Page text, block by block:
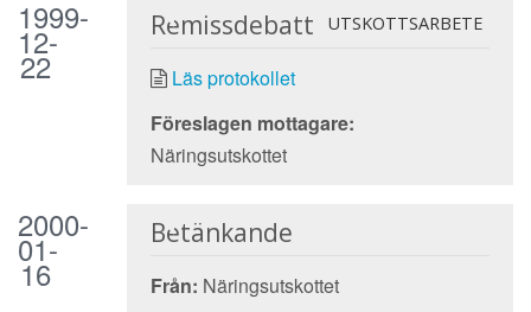
1999-
12-
22
Remissdebatt UTSKOTTSARBETE
Läs protokollet
Föreslagen mottagare:
Näringsutskottet
2000-
01-
16
Betänkande
Från: Näringsutskottet